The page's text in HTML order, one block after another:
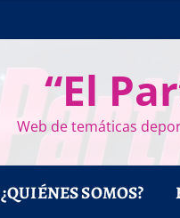
“El
Web de temáticas
¿QUIÉNES SOMOS?